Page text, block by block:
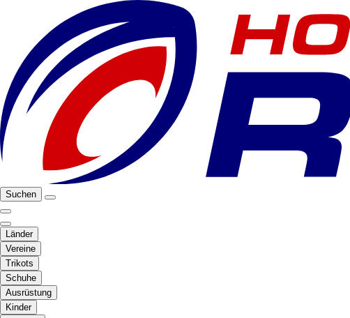
Suchen
Länder
Vereine
Trikots
Schuhe
Ausrüstung
Kinder